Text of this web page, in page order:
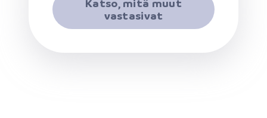
Katso, mitä muut
vastasivat